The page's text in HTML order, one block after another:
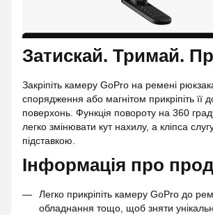
Затискай. Тримай.
Закріпіть камеру GoPro на ремені
спорядження або магнітом прикріпіть її
поверхонь. Функція повороту на 360
легко змінювати кут нахилу, а кліпса
підставкою.
Інформація про
Легко прикріпіть камеру GoPro до
обладнання тощо, щоб зняти